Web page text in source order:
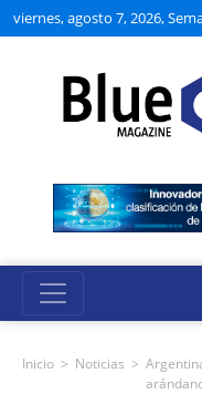
viernes, agosto 7, 2026,
Inicio > Noticias >